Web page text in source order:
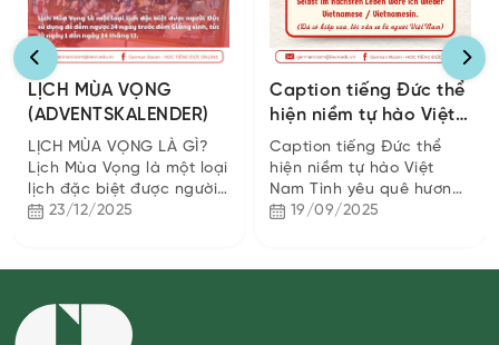
LỊCH MÙA VỌNG
(ADVENTSKALENDER)
LỊCH MÙA VỌNG LÀ GÌ?
Lịch Mùa Vọng là một loại
lịch đặc biệt được người
Đức sử dụng để đếm
23/12/2025
Caption tiếng Đức thể
hiện niềm tự hào Việt
Nam
Caption tiếng Đức thể
hiện niềm tự hào Việt
Nam Tình yêu quê hương
– cảm xúc vượt mọi ngôn
19/09/2025